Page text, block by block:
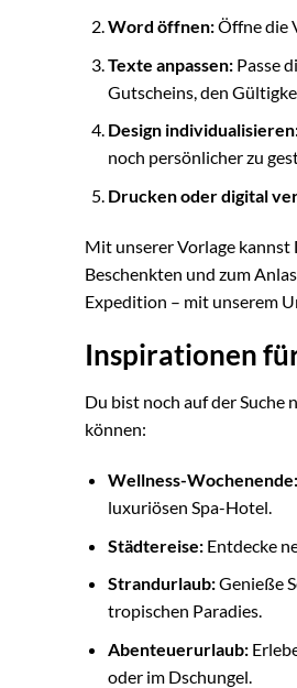
Word öffnen:Öffne die
Texte anpassen:Passe
Gutscheins, den
Design
noch persönlicher zu
Drucken oder digital
Mit unserer Vorlage kannst
Beschenkten und zum
Expedition – mit unserem
Inspirationen
Du bist noch auf der Suche
können:
Wellness-Wochenende:
luxuriösen Spa-Hotel.
Städtereise:Entdecke
Strandurlaub:Genieße
tropischen Paradies.
Abenteuerurlaub:
oder im Dschungel.